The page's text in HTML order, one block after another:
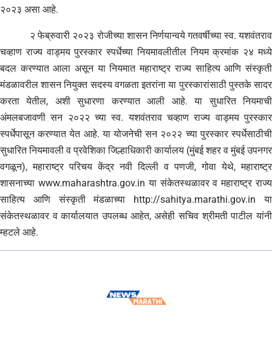
२०२३ असा आहे.
२ फेब्रुवारी २०२३ रोजीच्या शासन निर्णयान्वये गतवर्षीच्या स्व. यशवंतराव
चव्हाण राज्य वाड्मय पुरस्कार स्पर्धेच्या नियमावलीतील नियम क्रमांक २४ मध्ये
बदल करण्यात आला असून या नियमात महाराष्ट्र राज्य साहित्य आणि संस्कृती
मंडळावरील शासन नियुक्त सदस्य वगळता इतरांना या पुरस्कारांसाठी पुस्तके सादर
करता येतील, अशी सुधारणा करण्यात आली आहे. या सुधारित नियमाची
अंमलबजावणी सन २०२२ च्या स्व. यशवंतराव चव्हाण राज्य वाड्मय पुरस्कार
स्पर्धेपासून करण्यात येत आहे. या योजनेची सन २०२२ च्या पुरस्कार स्पर्धेसाठीची
सुधारित नियमावली व प्रवेशिका जिल्हाधिकारी कार्यालय (मुंबई शहर व मुंबई उपनगर
वगळून), महाराष्ट्र परिचय केंद्र नवी दिल्ली व पणजी, गोवा येथे, महाराष्ट्र
शासनाच्या www.maharashtra.gov.in या संकेतस्थळावर व महाराष्ट्र राज्य
साहित्य आणि संस्कृती मंडळाच्या http://sahitya.marathi.gov.in या
संकेतस्थळावर व कार्यालयात उपलब्ध आहेत, असेही सचिव श्रीमती पाटील यांनी
म्हटले आहे.